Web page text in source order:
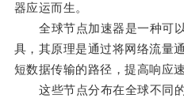
器应运而生。
全球节点加速器是一种可以
具，其原理是通过将网络流量
短数据传输的路径，提高响应速
这些节点分布在全球不同的